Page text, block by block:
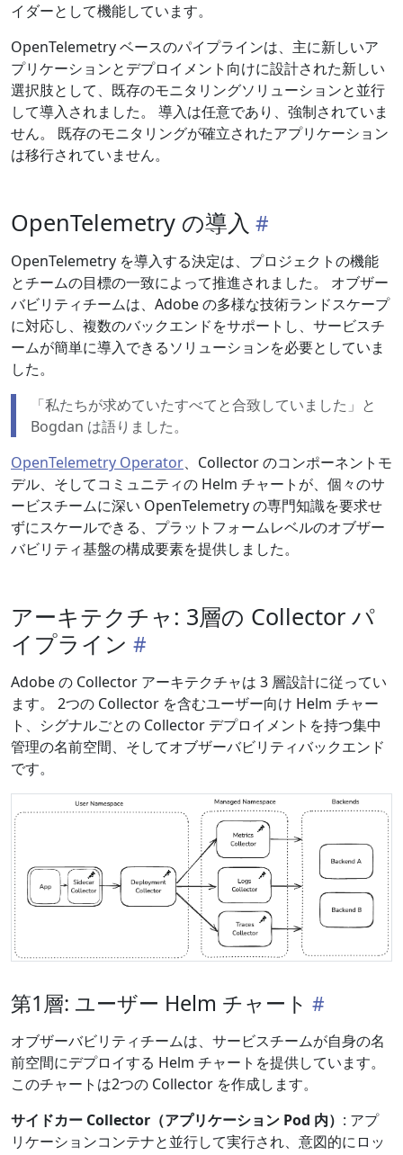
イダーとして機能しています。
OpenTelemetry ベースのパイプラインは、主に新しいア
プリケーションとデプロイメント向けに設計された新しい
選択肢として、既存のモニタリングソリューションと並行
して導入されました。 導入は任意であり、強制されていま
せん。 既存のモニタリングが確立されたアプリケーション
は移行されていません。
OpenTelemetry の導入
OpenTelemetry を導入する決定は、プロジェクトの機能
とチームの目標の一致によって推進されました。 オブザー
バビリティチームは、Adobe の多様な技術ランドスケープ
に対応し、複数のバックエンドをサポートし、サービスチ
ームが簡単に導入できるソリューションを必要としていま
した。
「私たちが求めていたすべてと合致していました」と
Bogdan は語りました。
OpenTelemetry Operator、Collector のコンポーネントモ
デル、そしてコミュニティの Helm チャートが、個々のサ
ービスチームに深い OpenTelemetry の専門知識を要求せ
ずにスケールできる、プラットフォームレベルのオブザー
バビリティ基盤の構成要素を提供しました。
アーキテクチャ: 3層の Collector パ
イプライン
Adobe の Collector アーキテクチャは 3 層設計に従ってい
ます。 2つの Collector を含むユーザー向け Helm チャー
ト、シグナルごとの Collector デプロイメントを持つ集中
管理の名前空間、そしてオブザーバビリティバックエンド
です。
第1層: ユーザー Helm チャート
オブザーバビリティチームは、サービスチームが自身の名
前空間にデプロイする Helm チャートを提供しています。
このチャートは2つの Collector を作成します。
サイドカー Collector（アプリケーション Pod 内） : アプ
リケーションコンテナと並行して実行され、意図的にロッ